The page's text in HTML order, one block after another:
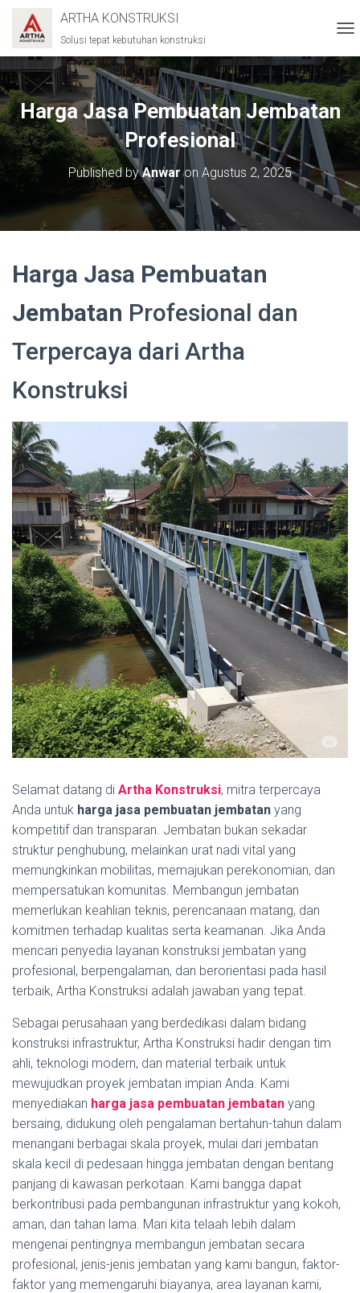
ARTHA KONSTRUKSI
Solusi tepat kebutuhan konstruksi
O
G
G
L
E
N
A
G
A
Harga Jasa Pembuatan Jembatan
Profesional
Published byAnwaron Agustus 2, 2025
Harga Jasa Pembuatan
Jembatan Profesional dan
Terpercaya dari Artha
Konstruksi
Selamat datang di Artha Konstruksi, mitra terpercaya
Anda untuk harga jasa pembuatan jembatan yang
kompetitif dan transparan. Jembatan bukan sekadar
struktur penghubung, melainkan urat nadi vital yang
memungkinkan mobilitas, memajukan perekonomian, dan
mempersatukan komunitas. Membangun jembatan
memerlukan keahlian teknis, perencanaan matang, dan
komitmen terhadap kualitas serta keamanan. Jika Anda
mencari penyedia layanan konstruksi jembatan yang
profesional, berpengalaman, dan berorientasi pada hasil
terbaik, Artha Konstruksi adalah jawaban yang tepat.
Sebagai perusahaan yang berdedikasi dalam bidang
konstruksi infrastruktur, Artha Konstruksi hadir dengan tim
ahli, teknologi modern, dan material terbaik untuk
mewujudkan proyek jembatan impian Anda. Kami
menyediakan harga jasa pembuatan jembatan yang
bersaing, didukung oleh pengalaman bertahun-tahun dalam
menangani berbagai skala proyek, mulai dari jembatan
skala kecil di pedesaan hingga jembatan dengan bentang
panjang di kawasan perkotaan. Kami bangga dapat
berkontribusi pada pembangunan infrastruktur yang kokoh,
aman, dan tahan lama. Mari kita telaah lebih dalam
mengenai pentingnya membangun jembatan secara
profesional, jenis-jenis jembatan yang kami bangun, faktor-
faktor yang memengaruhi biayanya, area layanan kami,